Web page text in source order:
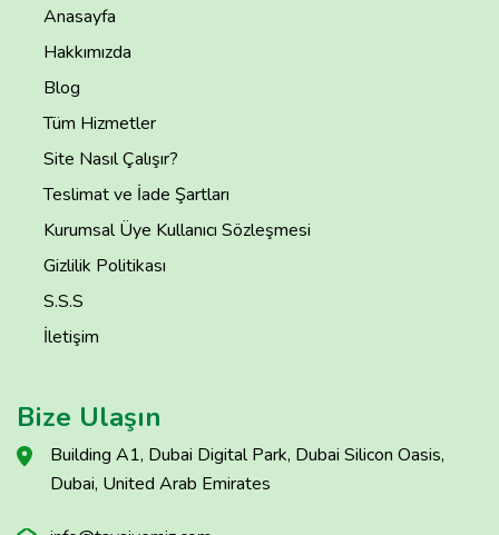
Anasayfa
Hakkımızda
Blog
Tüm Hizmetler
Site Nasıl Çalışır?
Teslimat ve İade Şartları
Kurumsal Üye Kullanıcı Sözleşmesi
Gizlilik Politikası
S.S.S
İletişim
Bize Ulaşın
Building A1, Dubai Digital Park, Dubai Silicon Oasis,
Dubai, United Arab Emirates